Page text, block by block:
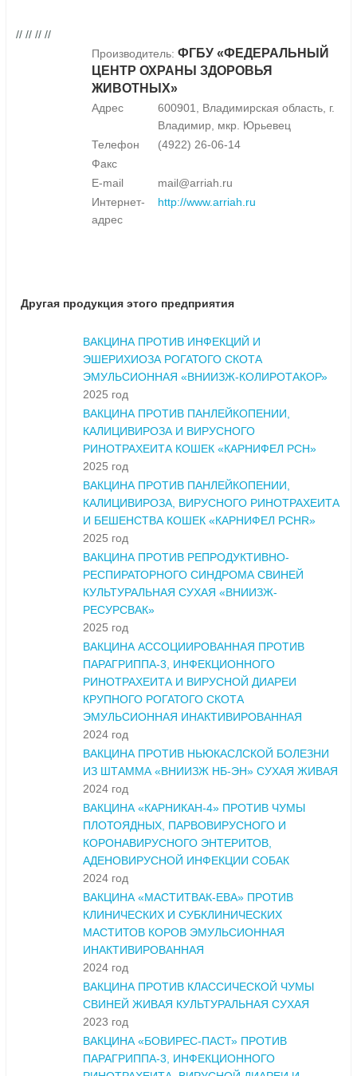
// // // //
Производитель: ФГБУ «ФЕДЕРАЛЬНЫЙ
ЦЕНТР ОХРАНЫ ЗДОРОВЬЯ
ЖИВОТНЫХ»
Адрес
600901, Владимирская область, г.
Владимир, мкр. Юрьевец
Телефон
(4922) 26-06-14
Факс
E-mail
mail@arriah.ru
Интернет-
адрес
http://www.arriah.ru
Другая продукция этого предприятия
ВАКЦИНА ПРОТИВ ИНФЕКЦИЙ И
ЭШЕРИХИОЗА РОГАТОГО СКОТА
ЭМУЛЬСИОННАЯ «ВНИИЗЖ-КОЛИРОТАКОР»
2025 год
ВАКЦИНА ПРОТИВ ПАНЛЕЙКОПЕНИИ,
КАЛИЦИВИРОЗА И ВИРУСНОГО
РИНОТРАХЕИТА КОШЕК «КАРНИФЕЛ PCH»
2025 год
ВАКЦИНА ПРОТИВ ПАНЛЕЙКОПЕНИИ,
КАЛИЦИВИРОЗА, ВИРУСНОГО РИНОТРАХЕИТА
И БЕШЕНСТВА КОШЕК «КАРНИФЕЛ PCHR»
2025 год
ВАКЦИНА ПРОТИВ РЕПРОДУКТИВНО-
РЕСПИРАТОРНОГО СИНДРОМА СВИНЕЙ
КУЛЬТУРАЛЬНАЯ СУХАЯ «ВНИИЗЖ-
РЕСУРСВАК»
2025 год
ВАКЦИНА АССОЦИИРОВАННАЯ ПРОТИВ
ПАРАГРИППА-3, ИНФЕКЦИОННОГО
РИНОТРАХЕИТА И ВИРУСНОЙ ДИАРЕИ
КРУПНОГО РОГАТОГО СКОТА
ЭМУЛЬСИОННАЯ ИНАКТИВИРОВАННАЯ
2024 год
ВАКЦИНА ПРОТИВ НЬЮКАСЛСКОЙ БОЛЕЗНИ
ИЗ ШТАММА «ВНИИЗЖ НБ-ЭН» СУХАЯ ЖИВАЯ
2024 год
ВАКЦИНА «КАРНИКАН-4» ПРОТИВ ЧУМЫ
ПЛОТОЯДНЫХ, ПАРВОВИРУСНОГО И
КОРОНАВИРУСНОГО ЭНТЕРИТОВ,
АДЕНОВИРУСНОЙ ИНФЕКЦИИ СОБАК
2024 год
ВАКЦИНА «МАСТИТВАК-ЕВА» ПРОТИВ
КЛИНИЧЕСКИХ И СУБКЛИНИЧЕСКИХ
МАСТИТОВ КОРОВ ЭМУЛЬСИОННАЯ
ИНАКТИВИРОВАННАЯ
2024 год
ВАКЦИНА ПРОТИВ КЛАССИЧЕСКОЙ ЧУМЫ
СВИНЕЙ ЖИВАЯ КУЛЬТУРАЛЬНАЯ СУХАЯ
2023 год
ВАКЦИНА «БОВИРЕС-ПАСТ» ПРОТИВ
ПАРАГРИППА-3, ИНФЕКЦИОННОГО